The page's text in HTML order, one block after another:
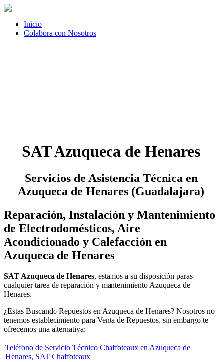
Inicio
Colabora con Nosotros
SAT Azuqueca de Henares
Servicios de Asistencia Técnica en
Azuqueca de Henares (Guadalajara)
Reparación, Instalación y Mantenimiento
de Electrodomésticos, Aire
Acondicionado y Calefacción en
Azuqueca de Henares
SAT Azuqueca de Henares, estamos a su disposición paras
cualquier tarea de reparación y mantenimiento Azuqueca de
Henares.
¿Estas Buscando Repuestos en Azuqueca de Henares? Nosotros no
tenemos establecimiento para Venta de Repuestos. sin embargo te
ofrecemos una alternativa:
Teléfono de Servicio Técnico Chaffoteaux en Azuqueca de
Henares, SAT Chaffoteaux